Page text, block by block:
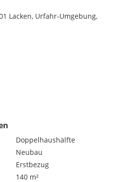
Lacken, Urfahr-Umgebung,
Doppelhaushälfte
Neubau
Erstbezug
140 m²